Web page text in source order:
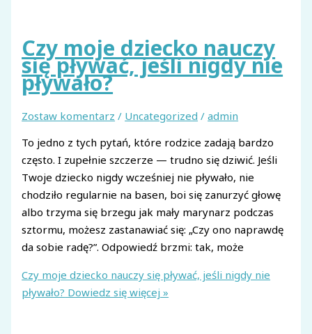
Czy moje dziecko nauczy
się pływać, jeśli nigdy nie
pływało?
Zostaw komentarz / Uncategorized /admin
To jedno z tych pytań, które rodzice zadają bardzo
często. I zupełnie szczerze — trudno się dziwić. Jeśli
Twoje dziecko nigdy wcześniej nie pływało, nie
chodziło regularnie na basen, boi się zanurzyć głowę
albo trzyma się brzegu jak mały marynarz podczas
sztormu, możesz zastanawiać się: „Czy ono naprawdę
da sobie radę?”. Odpowiedź brzmi: tak, może
Czy moje dziecko nauczy się pływać, jeśli nigdy nie
pływało? Dowiedz się więcej »